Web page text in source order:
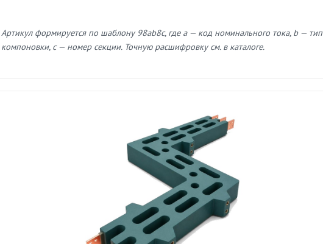
Артикул формируется по шаблону 98ab8c, где a — код номинального тока, b — тип
компоновки, c — номер секции. Точную расшифровку см. в каталоге.